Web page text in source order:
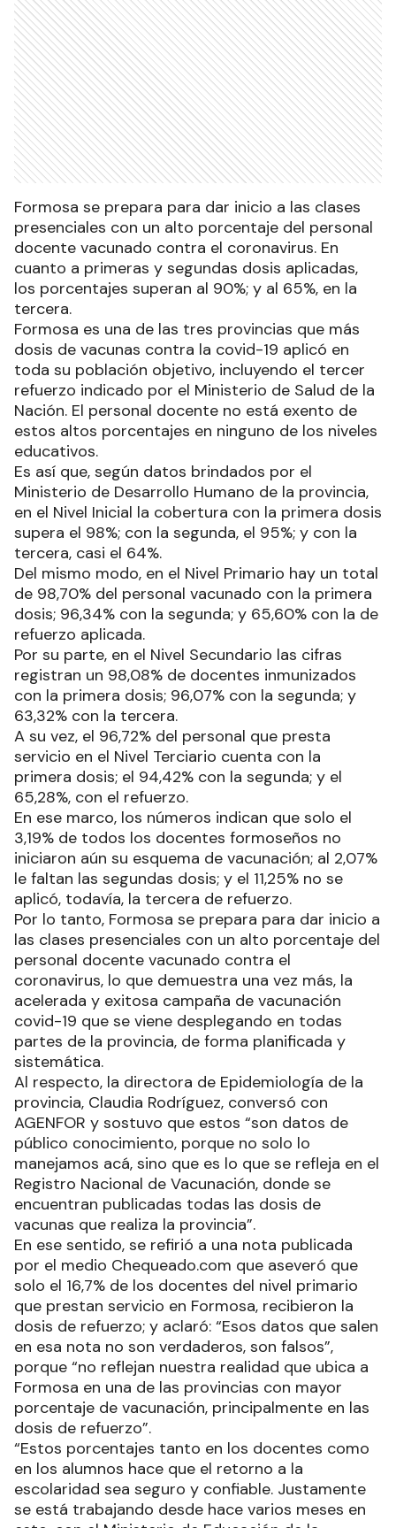
Formosa se prepara para dar inicio a las clases
presenciales con un alto porcentaje del personal
docente vacunado contra el coronavirus. En
cuanto a primeras y segundas dosis aplicadas,
los porcentajes superan al 90%; y al 65%, en la
tercera.
Formosa es una de las tres provincias que más
dosis de vacunas contra la covid-19 aplicó en
toda su población objetivo, incluyendo el tercer
refuerzo indicado por el Ministerio de Salud de la
Nación. El personal docente no está exento de
estos altos porcentajes en ninguno de los niveles
educativos.
Es así que, según datos brindados por el
Ministerio de Desarrollo Humano de la provincia,
en el Nivel Inicial la cobertura con la primera dosis
supera el 98%; con la segunda, el 95%; y con la
tercera, casi el 64%.
Del mismo modo, en el Nivel Primario hay un total
de 98,70% del personal vacunado con la primera
dosis; 96,34% con la segunda; y 65,60% con la de
refuerzo aplicada.
Por su parte, en el Nivel Secundario las cifras
registran un 98,08% de docentes inmunizados
con la primera dosis; 96,07% con la segunda; y
63,32% con la tercera.
A su vez, el 96,72% del personal que presta
servicio en el Nivel Terciario cuenta con la
primera dosis; el 94,42% con la segunda; y el
65,28%, con el refuerzo.
En ese marco, los números indican que solo el
3,19% de todos los docentes formoseños no
iniciaron aún su esquema de vacunación; al 2,07%
le faltan las segundas dosis; y el 11,25% no se
aplicó, todavía, la tercera de refuerzo.
Por lo tanto, Formosa se prepara para dar inicio a
las clases presenciales con un alto porcentaje del
personal docente vacunado contra el
coronavirus, lo que demuestra una vez más, la
acelerada y exitosa campaña de vacunación
covid-19 que se viene desplegando en todas
partes de la provincia, de forma planificada y
sistemática.
Al respecto, la directora de Epidemiología de la
provincia, Claudia Rodríguez, conversó con
AGENFOR y sostuvo que estos “son datos de
público conocimiento, porque no solo lo
manejamos acá, sino que es lo que se refleja en el
Registro Nacional de Vacunación, donde se
encuentran publicadas todas las dosis de
vacunas que realiza la provincia”.
En ese sentido, se refirió a una nota publicada
por el medio Chequeado.com que aseveró que
solo el 16,7% de los docentes del nivel primario
que prestan servicio en Formosa, recibieron la
dosis de refuerzo; y aclaró: “Esos datos que salen
en esa nota no son verdaderos, son falsos”,
porque “no reflejan nuestra realidad que ubica a
Formosa en una de las provincias con mayor
porcentaje de vacunación, principalmente en las
dosis de refuerzo”.
“Estos porcentajes tanto en los docentes como
en los alumnos hace que el retorno a la
escolaridad sea seguro y confiable. Justamente
se está trabajando desde hace varios meses en